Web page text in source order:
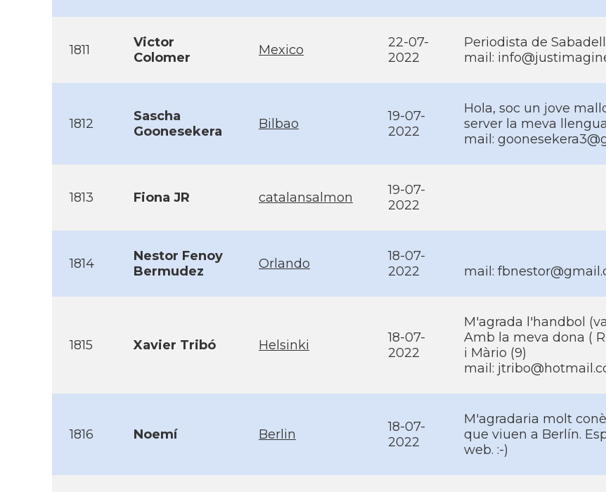
1811
Victor
Colomer
Mexico
22-07-
2022
Periodista de Sabadell
mail:
1812
Sascha
Goonesekera
Bilbao
19-07-
2022
Hola, soc un jove
server la meva
mail:
1813 Fiona JR catalansalmon
19-07-
2022
1814
Nestor Fenoy
Bermudez
Orlando
18-07-
2022
mail:
1815 Xavier Tribó Helsinki
18-07-
2022
M'agrada l'handbol
Amb la meva dona (
i Màrio (9)
mail:
1816 Noemí­ Berlin
18-07-
2022
M'agradaria molt
que viuen a Berlí­n.
web. :-)